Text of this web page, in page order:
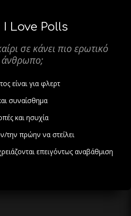
I Love Polls
σε κάνει πιο ερωτικό
άνθρωπο;
είναι για φλερτ
συναίσθημα
και ησυχία
την πρώην να στείλει
επειγόντως αναβάθμιση